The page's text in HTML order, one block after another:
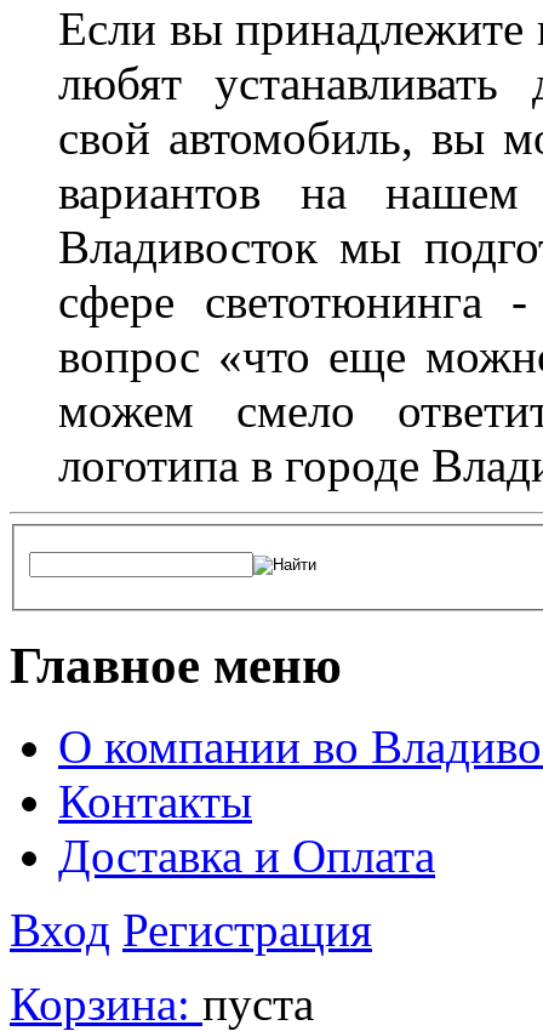
Если вы принадлежите
любят устанавливать
свой автомобиль, вы
вариантов на
Владивосток мы
сфере светотюнинга
вопрос «что еще
можем смело
логотипа в городе
Главное меню
О компании во
Контакты
Доставка и Оплата
Вход Регистрация
Корзина: пуста